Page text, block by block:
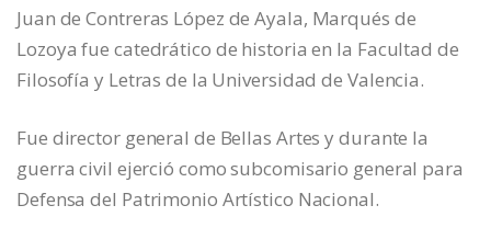
Juan de Contreras López de Ayala, Marqués de
Lozoya fue catedrático de historia en la Facultad de
Filosofía y Letras de la Universidad de Valencia.
Fue director general de Bellas Artes y durante la
guerra civil ejerció como subcomisario general para
Defensa del Patrimonio Artístico Nacional.